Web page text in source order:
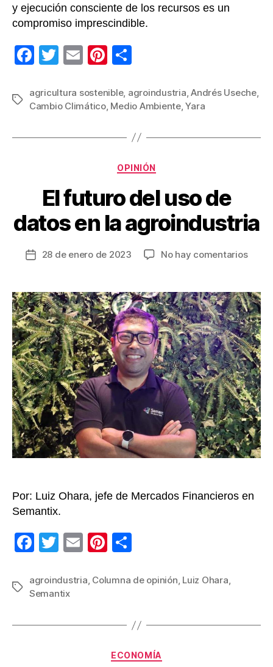
y ejecución consciente de los recursos es un
compromiso imprescindible.
F
c
e
b
k
T
tt
er
E
ail
Pi
er
e
st
m
p
ar
Etiquetas
agricultura sostenible, agroindustria ,Andrés Useche,
Cambio Climático, Medio Ambiente,Yara
Categorías
OPINIÓN
El futuro del uso de
datos en la agroindustria
Fecha
entrada
28 de enero de 2023 No hay comentariosen
del
uso
de
datos
en
la
Por: Luiz Ohara, jefe de Mercados Financieros en
Semantix.
F
c
e
b
T
tt
er
E
ail
Pi
er
st
m
ar
Etiquetas
agroindustria, Columna de opinión, Luiz Ohara,
Semantix
Categorías
ECONOMÍA